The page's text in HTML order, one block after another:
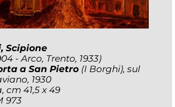
Scipione
- Arco, Trento, 1933)
a San Pietro (I Borghi), sul
1930
cm 41,5 x 49
973